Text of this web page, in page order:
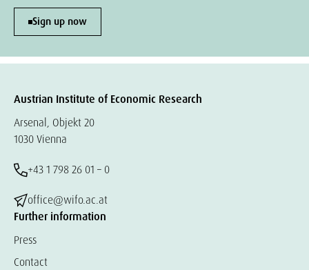
Sign up now
Austrian Institute of Economic Research
Arsenal, Objekt 20
1030 Vienna
+43 1 798 26 01 – 0
office@wifo.ac.at
Further information
Press
Contact